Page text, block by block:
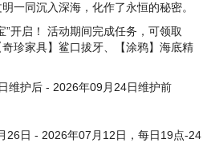
一同沉入深海，化作了永恒的秘密。
”开启！ 活动期间完成任务，可领取
奇珍家具】鲨口拔牙、【涂鸦】海底精
维护后 - 2026年09月24日维护前
26日 - 2026年07月12日，每日19点-24